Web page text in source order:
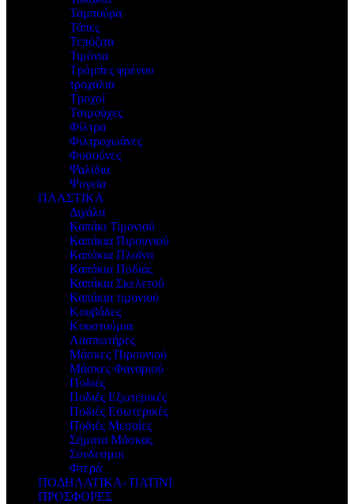
Ταμπούρα
Τάπες
Τεπόζιτα
Τιμόνια
Τρόμπες φρένου
τροχαλια
Τροχοί
Τσιμούχες
Φίλτρα
Φιλτροχωάνες
Φυσούνες
Ψαλίδια
Ψυγεία
ΠΛΑΣΤΙΚΑ
Διχάλα
Καπάκι Τιμονιού
Καπάκια Πιρουνιού
Καπάκια Πλαϊνα
Καπάκια Ποδιάς
Καπάκια Σκελετού
Καπάκια τιμονιού
Κουβάδες
Κουστούμια
Λασπωτήρες
Μάσκες Πιρουνιού
Μάσκες Φαναριού
Ποδιές
Ποδιές Εξωτερικές
Ποδιές Εσωτερικές
Ποδιές Μεσαίες
Σήματα Μάσκας
Σύνδεσμοι
Φτερά
ΠΟΔΗΛΑΤΙΚΑ- ΠΑΤΙΝΙ
ΠΡΟΣΦΟΡΕΣ